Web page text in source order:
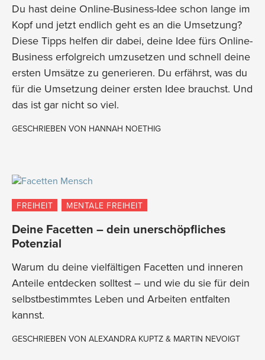
Du hast deine Online-Business-Idee schon lange im
Kopf und jetzt endlich geht es an die Umsetzung?
Diese Tipps helfen dir dabei, deine Idee fürs Online-
Business erfolgreich umzusetzen und schnell deine
ersten Umsätze zu generieren. Du erfährst, was du
für die Umsetzung deiner ersten Idee brauchst. Und
das ist gar nicht so viel.
GESCHRIEBEN VON HANNAH NOETHIG
FREIHEIT MENTALE FREIHEIT
Deine Facetten – dein unerschöpfliches
Potenzial
Warum du deine vielfältigen Facetten und inneren
Anteile entdecken solltest – und wie du sie für dein
selbstbestimmtes Leben und Arbeiten entfalten
kannst.
GESCHRIEBEN VON ALEXANDRA KUPTZ & MARTIN NEVOIGT